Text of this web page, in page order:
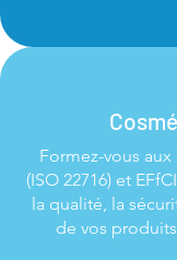
Formez-vous
(ISO 22716) et
la qualité, la
de vos